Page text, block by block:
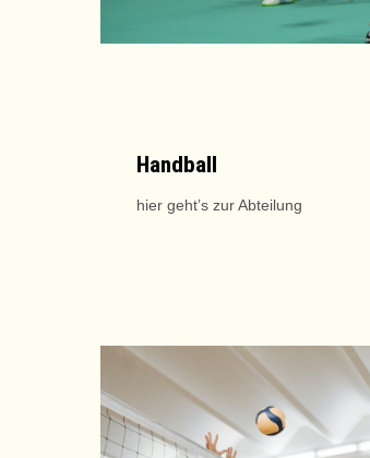
Handball
hier geht’szurAbteilung